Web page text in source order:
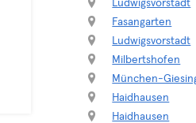
Ludwigsvorstadt
Fasangarten
Ludwigsvorstadt
Milbertshofen
München-
Haidhausen
Haidhausen